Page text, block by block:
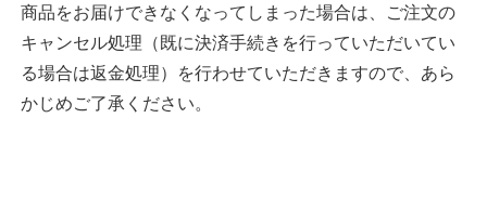
商品をお届けできなくなってしまった場合は、ご注文の
キャンセル処理（既に決済手続きを行っていただいてい
る場合は返金処理）を行わせていただきますので、あら
かじめご了承ください。